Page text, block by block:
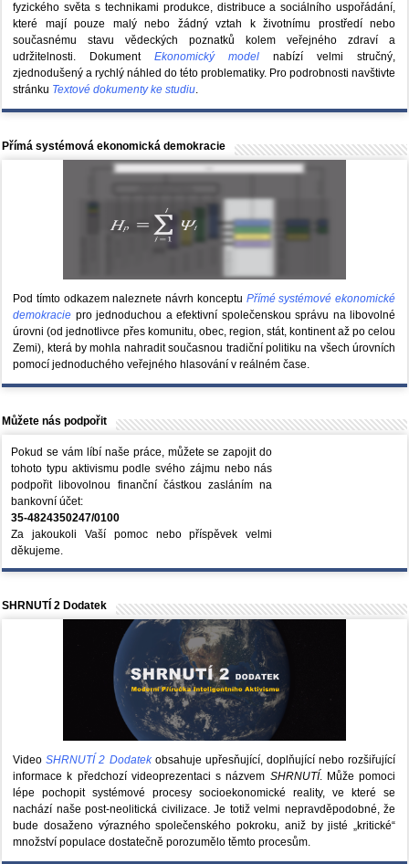
fyzického světa s technikami produkce, distribuce a sociálního uspořádání,
které mají pouze malý nebo žádný vztah k životnímu prostředí nebo
současnému stavu vědeckých poznatků kolem veřejného zdraví a
udržitelnosti. DokumentEkonomický model nabízí velmi stručný,
zjednodušený a rychlý náhled do této problematiky. Pro podrobnosti navštivte
stránku Textové dokumenty ke studiu.
Přímá systémová ekonomická demokracie
Pod tímto odkazem naleznete návrh konceptu Přímé systémové ekonomické
demokracie pro jednoduchou a efektivní společenskou správu na libovolné
úrovni (od jednotlivce přes komunitu, obec, region, stát, kontinent až po celou
Zemi), která by mohla nahradit současnou tradiční politiku na všech úrovních
pomocí jednoduchého veřejného hlasování v reálném čase.
Můžete nás podpořit
Pokud se vám líbí naše práce, můžete se zapojit do
tohoto typu aktivismu podle svého zájmu nebo nás
podpořit libovolnou finanční částkou zasláním na
bankovní účet:
35-4824350247/0100
Za jakoukoli Vaší pomoc nebo příspěvek velmi
děkujeme.
SHRNUTÍ 2 Dodatek
VideoSHRNUTÍ 2 Dodatekobsahuje upřesňující, doplňující nebo rozšiřující
informace k předchozí videoprezentaci s názvem SHRNUTÍ. Může pomoci
lépe pochopit systémové procesy socioekonomické reality, ve které se
nachází naše post-neolitická civilizace. Je totiž velmi nepravděpodobné, že
bude dosaženo výrazného společenského pokroku, aniž by jisté „kritické“
množství populace dostatečně porozumělo těmto procesům.